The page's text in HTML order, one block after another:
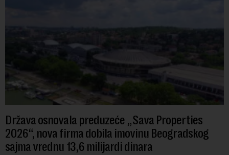
Država osnovala preduzeće „Sava Properties
2026“, nova firma dobila imovinu Beogradskog
sajma vrednu 13,6 milijardi dinara